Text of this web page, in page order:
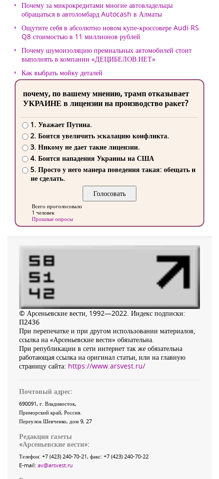
Почему за микрокредитами многие автовладельцы
обращаться в автоломбард Autocash в Алматы
Ощутите себя в абсолютно новом купе-кроссовере Audi RS
Q8 стоимостью в 11 миллионов рублей
Почему шумоизоляцию премиальных автомобилей стоит
выполнять в компании «ДЕЦИБЕЛОВ.НЕТ»
Как выбрать мойку деталей
почему, по вашему мнению, трамп отказывает
УКРАИНЕ в лицензии на производство ракет?
1. Уважает Путина.
2. Боится увеличить эскалацию конфликта.
3. Никому не дает такие лицензии.
4. Боится нападения Украины на США
5. Просто у него манера поведения такая: обещать и
не сделать.
Всего проголосовало
1 человек
Прошлые опросы
© Арсеньевские вести, 1992—2022. Индекс подписки:
П2436
При перепечатке и при другом использовании материалов,
ссылка на «Арсеньевские вести» обязательна.
При републикации в сети интернет так же обязательна
работающая ссылка на оригинал статьи, или на главную
страницу сайта: https://www.arsvest.ru/
Почтовый адрес:
690091, г. Владивосток,
Приморский край, Россия
Переулок Шевченко, дом 9, 27
Редакция газеты
«Арсеньевские вести»:
Телефон: +7 (423) 240-70-21, факс: +7 (423) 240-70-22
E-mail: av@arsvest.ru